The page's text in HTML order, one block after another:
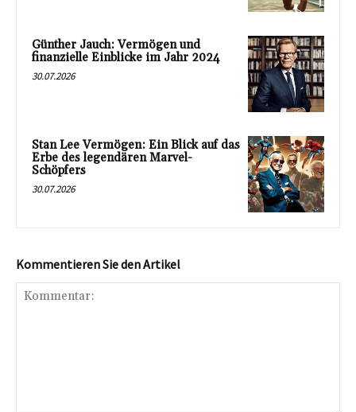
Günther Jauch: Vermögen und
finanzielle Einblicke im Jahr 2024
30.07.2026
Stan Lee Vermögen: Ein Blick auf das
Erbe des legendären Marvel-
Schöpfers
30.07.2026
Kommentieren Sie den Artikel